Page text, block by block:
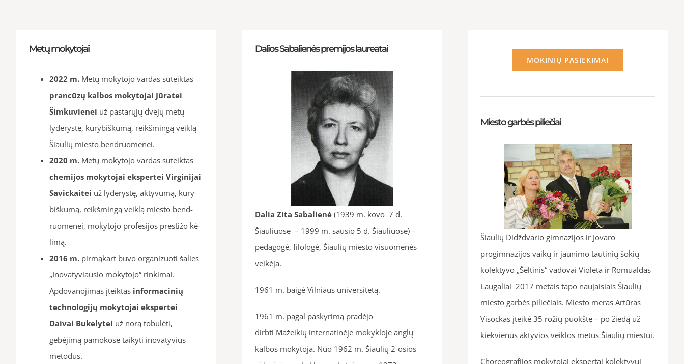
Metų mokytojai
2022 m. Metų mokytojo vardas suteiktas
prancūzų kalbos mokytojai Jūratei
Šimkuvienei už pastarųjų dvejų metų
lyderystę, kūrybiškumą, reikšmingą veiklą
Šiaulių miesto bendruomenei.
2020 m. Metų mokytojo vardas suteiktas
chemijos mokytojai ekspertei Virginijai
Savickaitei už lyde­rys­tę, ak­ty­vu­mą, kū­ry­
biš­ku­mą, reikš­min­gą veik­lą mies­to bend­
ruo­me­nei, mo­ky­to­jo pro­fe­si­jos pres­ti­žo kė­
li­mą.
2016 m. pirmąkart buvo organizuoti šalies
„Inovatyviausio mokytojo“ rinkimai.
Apdovanojimas įteiktas informacinių
technologijų mokytojai ekspertei
Daivai Bukelytei už norą tobulėti,
gebėjimą pamokose taikyti inovatyvius
metodus.
Dalios Sabalienės premijos laureatai
Dalia Zita Sabalienė(1939 m. kovo 7 d.
Šiauliuose – 1999 m. sausio 5 d. Šiauliuose) –
pedagogė, filologė, Šiaulių miesto visuomenės
veikėja.
1961 m. baigė Vilniaus universitetą.
1961 m. pagal paskyrimą pradėjo
dirbti Mažeikių internatinėje mokykloje anglų
kalbos mokytoja. Nuo 1962 m. Šiaulių 2-osios
MOKINIŲ PASIEKIMAI
Miesto garbės piliečiai
Šiaulių Didždvario gimnazijos ir Jovaro
progimnazijos vaikų ir jaunimo tautinių šokių
kolektyvo „Šėltinis“ vadovai Violeta ir Romualdas
Laugaliai 2017 metais tapo naujaisiais Šiaulių
miesto garbės piliečiais. Miesto meras Artūras
Visockas įteikė 35 rožių puokštę – po žiedą už
kiekvienus aktyvios veiklos metus Šiaulių miestui.
Choreografijos mokytojai ekspertai kolektyvui